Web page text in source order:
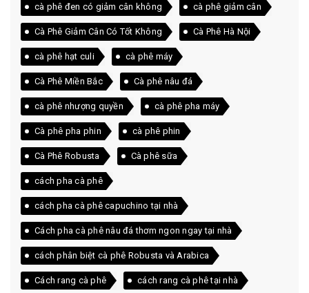
cà phê đen có giảm cân không cà phê giảm cân
Cà Phê Giảm Cân Có Tốt Không Cà Phê Hà Nội
cà phê hạt culi cà phê máy
Cà Phê Miền Bắc Cà phê nâu đá
cà phê nhượng quyền cà phê pha máy
Cà phê pha phin cà phê phin
Cà Phê Robusta Cà phê sữa
cách pha cà phê
cách pha cà phê capuchino tại nhà
Cách pha cà phê nâu đá thơm ngon ngay tại nhà
cách phân biệt cà phê Robusta và Arabica
Cách rang cà phê cách rang cà phê tại nhà